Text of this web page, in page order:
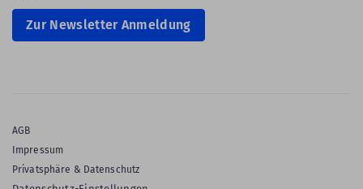
Zur Newsletter Anmeldung
AGB
Impressum
Privatsphäre & Datenschutz